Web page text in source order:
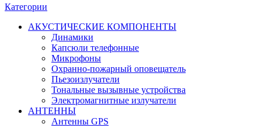
Категории
АКУСТИЧЕСКИЕ КОМПОНЕНТЫ
Динамики
Капсюли телефонные
Микрофоны
Охранно-пожарный оповещатель
Пьезоизлучатели
Тональные вызывные устройства
Электромагнитные излучатели
АНТЕННЫ
Антенны GPS